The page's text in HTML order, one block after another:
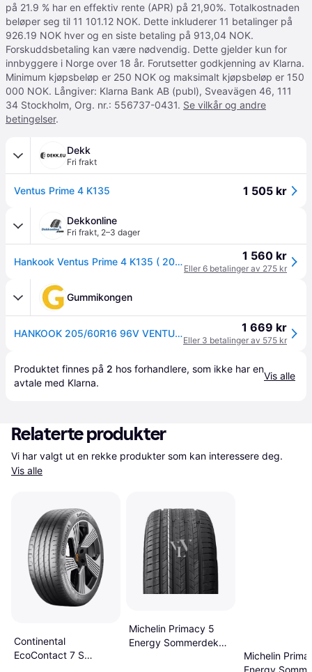
på 21.9 % har en effektiv rente (APR) på 21,90%. Totalkostnaden
beløper seg til 11 101.12 NOK. Dette inkluderer 11 betalinger på
926.19 NOK hver og en siste betaling på 913,04 NOK.
Forskuddsbetaling kan være nødvendig. Dette gjelder kun for
innbyggere i Norge over 18 år. Forutsetter godkjenning av Klarna.
Minimum kjøpsbeløp er 250 NOK og maksimalt kjøpsbeløp er 150
000 NOK. Långiver: Klarna Bank AB (publ), Sveavägen 46, 111
34 Stockholm, Org. nr.: 556737-0431. Se vilkår og andre
betingelser.
Dekk
Fri frakt
Ventus Prime 4 K135 1 505 kr
Dekkonline
Fri frakt, 2–3 dager
Hankook Ventus Prime 4 K135 ( 205/60 R16 96V XL 4PR SBL ) 1 560 kr
Eller 6 betalinger av 275 kr
Gummikongen
HANKOOK 205/60R16 96V VENTUS PRIME4 K135 XL 1 669 kr
Eller 3 betalinger av 575 kr
Produktet finnes på 2 hos forhandlere, som ikke har en
avtale med Klarna.
Vis alle
Relaterte produkter
Vis alle
Continental
EcoContact 7 S
Michelin Primacy 5
Energy Sommerdekk
Michelin